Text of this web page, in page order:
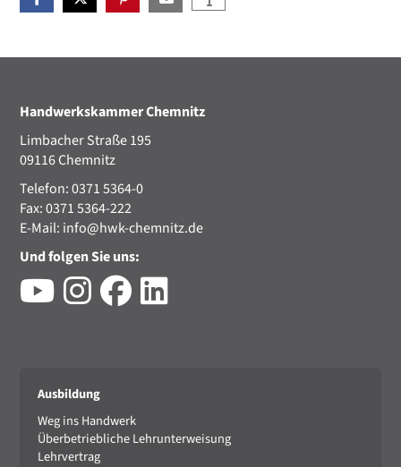
Handwerkskammer Chemnitz
Limbacher Straße 195
09116 Chemnitz
Telefon: 0371 5364-0
Fax: 0371 5364-222
E-Mail: info@hwk-chemnitz.de
Und folgen Sie uns:
Ausbildung
Weg ins Handwerk
Überbetriebliche Lehrunterweisung
Lehrvertrag